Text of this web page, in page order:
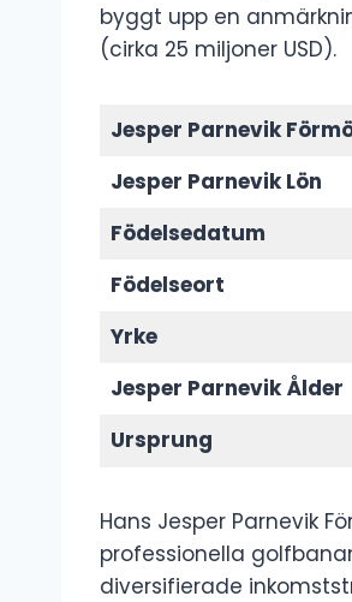
byggt upp en
(cirka 25 miljoner USD).
Jesper Parnevik
Jesper Parnevik Lön
Födelsedatum
Födelseort
Yrke
Jesper Parnevik Ålder
Ursprung
Hans Jesper Parnevik
professionella
diversifierade